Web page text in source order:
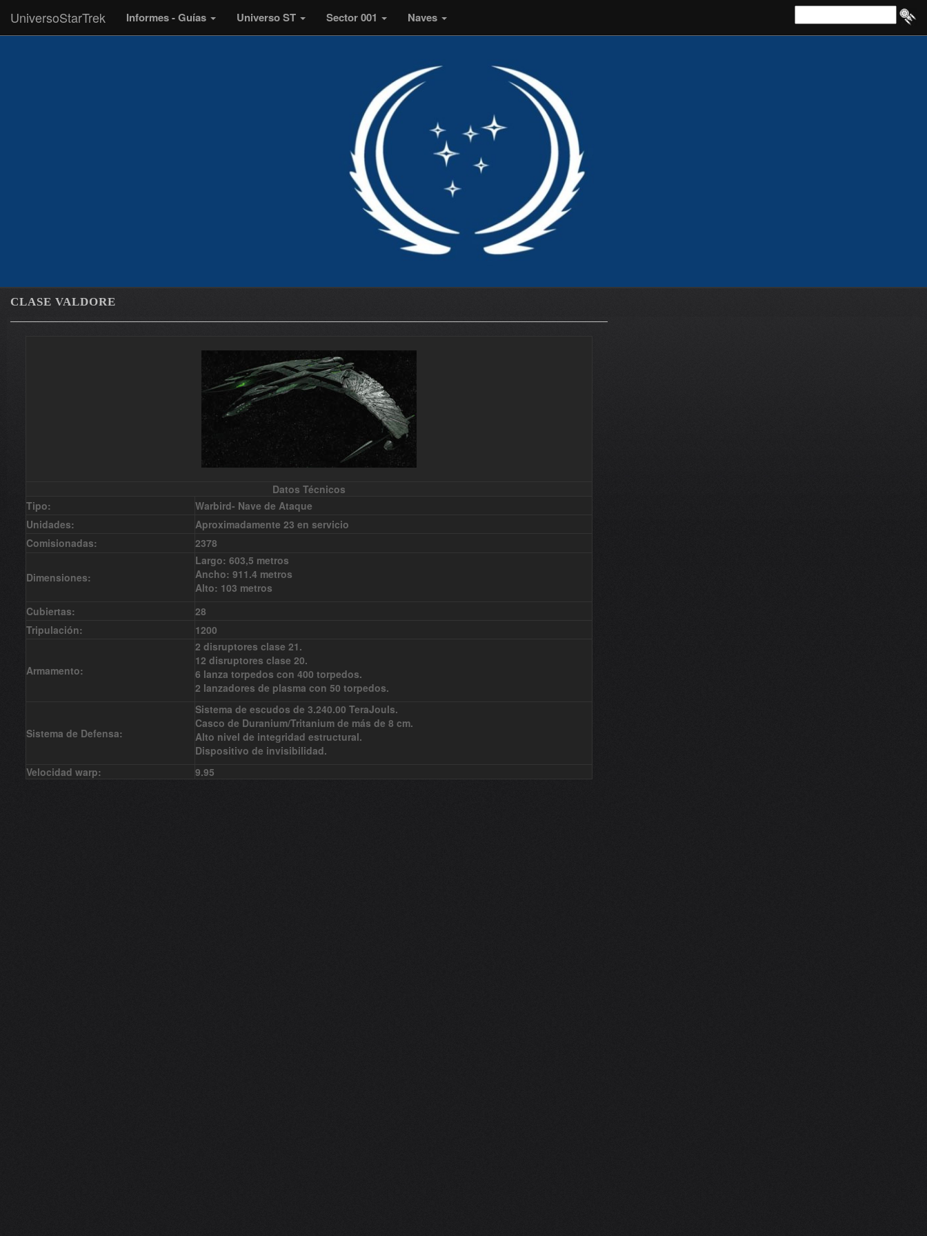
UniversoStarTrek Informes - Guías Universo ST Sector 001 Naves
CLASE VALDORE
Datos Técnicos
Tipo:
Warbird- Nave de Ataque
Unidades:
Aproximadamente 23 en servicio
Comisionadas: 2378
Dimensiones:
Largo: 603,5 metros
Ancho: 911.4 metros
Alto: 103 metros
Cubiertas:
28
Tripulación:
1200
Armamento:
2 disruptores clase 21.
12 disruptores clase 20.
6 lanza torpedos con 400 torpedos.
2 lanzadores de plasma con 50 torpedos.
Sistema de Defensa:
Sistema de escudos de 3.240.00 TeraJouls.
Casco de Duranium/Tritanium de más de 8 cm.
Alto nivel de integridad estructural.
Dispositivo de invisibilidad.
Velocidad warp:
9.95